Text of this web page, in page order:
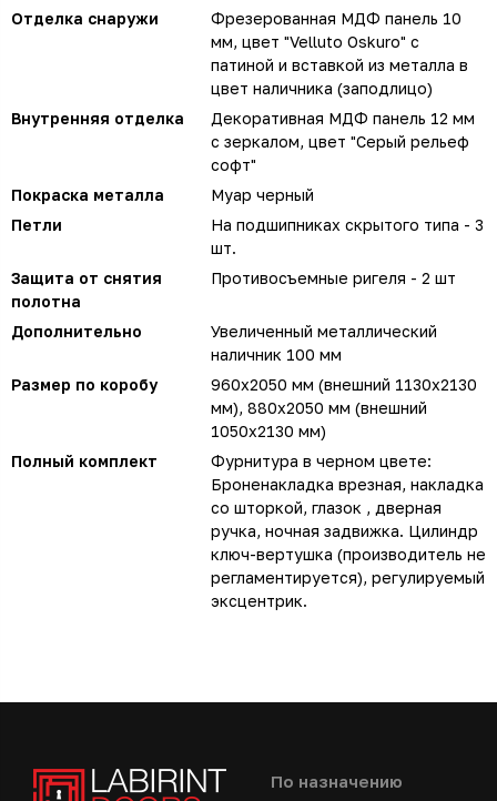
Отделка снаружи
Фрезерованная МДФ панель 10
мм, цвет "Velluto Oskuro" с
патиной и вставкой из металла в
цвет наличника (заподлицо)
Внутренняя отделка
Декоративная МДФ панель 12 мм
с зеркалом, цвет "Серый рельеф
софт"
Покраска металла
Муар черный
Петли
На подшипниках скрытого типа - 3
шт.
Защита от снятия
полотна
Противосъемные ригеля - 2 шт
Дополнительно
Увеличенный металлический
наличник 100 мм
Размер по коробу
960х2050 мм (внешний 1130х2130
мм), 880х2050 мм (внешний
1050х2130 мм)
Полный комплект
Фурнитура в черном цвете:
Броненакладка врезная, накладка
со шторкой, глазок , дверная
ручка, ночная задвижка. Цилиндр
ключ-вертушка (производитель не
регламентируется), регулируемый
эксцентрик.
По назначению